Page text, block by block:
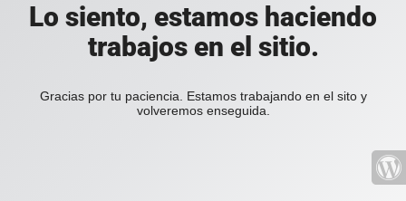
Lo siento, estamos haciendo
trabajos en el sitio.
Gracias por tu paciencia. Estamos trabajando en el sito y
volveremos enseguida.